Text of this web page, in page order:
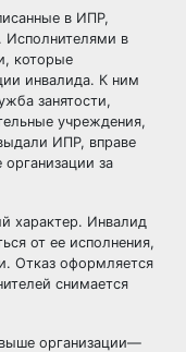
в ИПР,
Исполнителями в
которые
инвалида. К ним
занятости,
учреждения,
ИПР, вправе
за
характер. Инвалид
от ее исполнения,
Отказ оформляется
снимается
организации—